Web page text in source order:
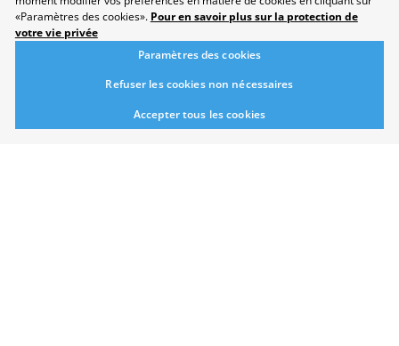
Protection des données
Disclaimer
Paramètres des cookies
«Paramètres des cookies». Pour en savoir plus sur la protection de
votre vie privée
Paramètres des cookies
Refuser les cookies non nécessaires
Accepter tous les cookies